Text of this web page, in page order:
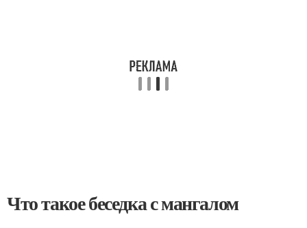
Что такое беседка с мангалом